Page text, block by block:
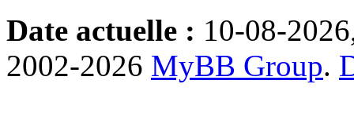
Date actuelle : 10-08-
2002-2026 MyBB Group.